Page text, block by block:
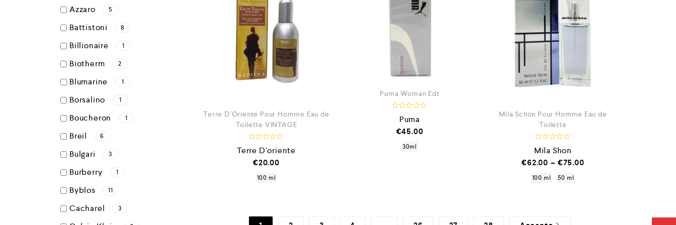
Azzaro 5
Battistoni 8
Billionaire 1
Biotherm 2
Blumarine 1
Borsalino 1
Boucheron 1
Breil 6
Bulgari 3
Burberry 1
Byblos 11
Cacharel 3
Terre D’Oriente Pour Homme Eau de
Toilette VINTAGE
a
Terre D'oriente
€20.00
100 ml
Puma Woman Edt
Puma
€45.00
30ml
Mila Schön Pour Homme Eau de
Toilette
a
l
u
a
Mila Shon
€62.00 – €75.00
100 ml 50 ml